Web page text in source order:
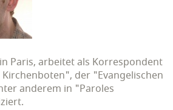
Paris, arbeitet als Korrespondent
der "Evangelischen
anderem in "Paroles